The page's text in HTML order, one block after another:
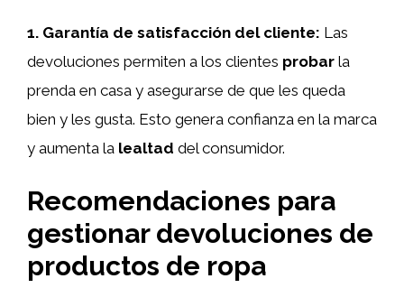
1. Garantía de satisfacción del cliente: Las
devoluciones permiten a los clientes probar la
prenda en casa y asegurarse de que les queda
bien y les gusta. Esto genera confianza en la marca
y aumenta la lealtad del consumidor.
Recomendaciones para
gestionar devoluciones de
productos de ropa